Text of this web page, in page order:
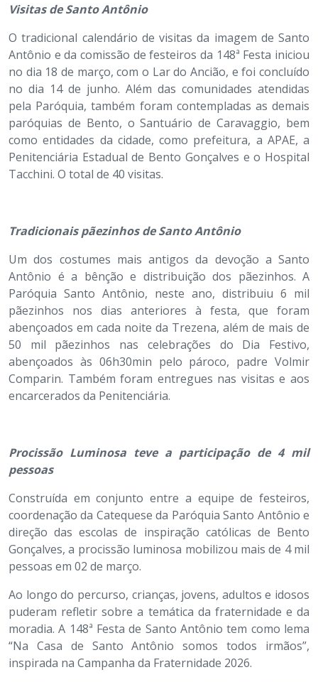
Visitas de Santo Antônio
O tradicional calendário de visitas da imagem de Santo
Antônio e da comissão de festeiros da 148ª Festa iniciou
no dia 18 de março, com o Lar do Ancião, e foi concluído
no dia 14 de junho. Além das comunidades atendidas
pela Paróquia, também foram contempladas as demais
paróquias de Bento, o Santuário de Caravaggio, bem
como entidades da cidade, como prefeitura, a APAE, a
Penitenciária Estadual de Bento Gonçalves e o Hospital
Tacchini. O total de 40 visitas.
Tradicionais pãezinhos de Santo Antônio
Um dos costumes mais antigos da devoção a Santo
Antônio é a bênção e distribuição dos pãezinhos. A
Paróquia Santo Antônio, neste ano, distribuiu 6 mil
pãezinhos nos dias anteriores à festa, que foram
abençoados em cada noite da Trezena, além de mais de
50 mil pãezinhos nas celebrações do Dia Festivo,
abençoados às 06h30min pelo pároco, padre Volmir
Comparin. Também foram entregues nas visitas e aos
encarcerados da Penitenciária.
Procissão Luminosa teve a participação de 4 mil
pessoas
Construída em conjunto entre a equipe de festeiros,
coordenação da Catequese da Paróquia Santo Antônio e
direção das escolas de inspiração católicas de Bento
Gonçalves, a procissão luminosa mobilizou mais de 4 mil
pessoas em 02 de março.
Ao longo do percurso, crianças, jovens, adultos e idosos
puderam refletir sobre a temática da fraternidade e da
moradia. A 148ª Festa de Santo Antônio tem como lema
“Na Casa de Santo Antônio somos todos irmãos”,
inspirada na Campanha da Fraternidade 2026.